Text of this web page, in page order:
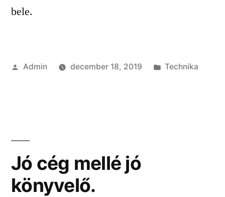
bele.
Szerző:
Admin december 18, 2019 Kategória:
Technika
Jó cég mellé jó
könyvelő.